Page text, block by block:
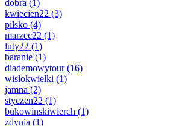
dobra (1)
kwiecien22 (3)
pilsko (4)
marzec22 (1)
luty22 (1)
baranie (1)
diademowytour(16)
wislokwielki (1)
jamna (2)
styczen22 (1)
bukowinskiwierch (1)
zdynia (1)